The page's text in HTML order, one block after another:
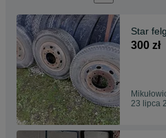
Star
300 zł
23 lipca